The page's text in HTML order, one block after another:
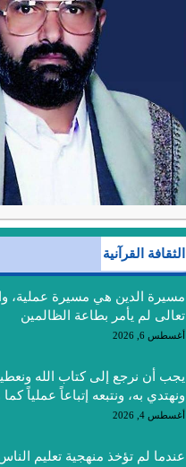
الثقافة القرآنية
مسيرة الدين هي مسيرة عملية،
تعالى لم يأمر بطاعة الظالمين
أغسطس 6, 2026
يجب أن نرجع إلى كتاب الله
ونهتدي به، ونتبعه إتباعاً عملياً
أغسطس 4, 2026
عندما لم تؤخذ منهجية تعليم